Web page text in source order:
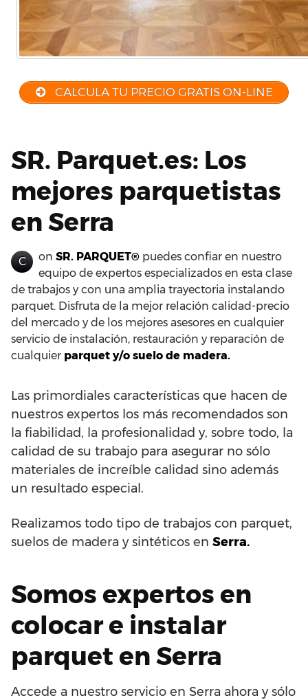
CALCULA TU PRECIO GRATIS ON-LINE
SR. Parquet.es: Los
mejores parquetistas
en Serra
C on SR. PARQUET® puedes confiar en nuestro
equipo de expertos especializados en esta clase
de trabajos y con una amplia trayectoria instalando
parquet. Disfruta de la mejor relación calidad-precio
del mercado y de los mejores asesores en cualquier
servicio de instalación, restauración y reparación de
cualquier parquet y/o suelo de madera.
Las primordiales características que hacen de
nuestros expertos los más recomendados son
la fiabilidad, la profesionalidad y, sobre todo, la
calidad de su trabajo para asegurar no sólo
materiales de increíble calidad sino además
un resultado especial.
Realizamos todo tipo de trabajos con parquet,
suelos de madera y sintéticos en Serra.
Somos expertos en
colocar e instalar
parquet en Serra
Accede a nuestro servicio en Serra ahora y sólo